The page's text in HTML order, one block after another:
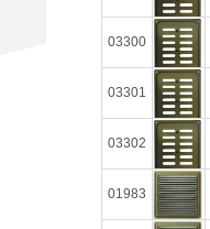
03300
03301
03302
01983